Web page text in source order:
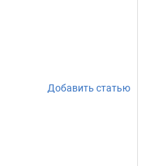
Добавить статью